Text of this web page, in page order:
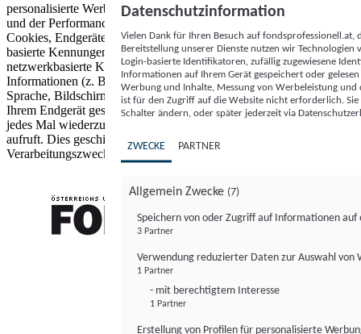
personalisierte Werbung und Inhalte, Messung von Werbeleistung
und der Performance von Inhalten sowie Zielgruppenforschung.
Cookies, Endgeräte- oder ähnliche Online-Kennungen (z. B. login-
basierte Kennungen, zufällig generierte Kennungen,
netzwerkbasierte Kennungen) können zusammen mit anderen
Informationen (z. B. Browsertyp und Browserinformationen,
Sprache, Bildschirmgröße, unterstützte Technologien usw.) auf
Ihrem Endgerät gespeichert oder von dort ausgelesen werden, um es
jedes Mal wiederzuerkennen, wenn es eine App oder einer Webseite
aufruft. Dies geschieht für einen oder mehrere der hier aufgeführten
Verarbeitungszwecke.
Datenschutzinformation
Vielen Dank für Ihren Besuch auf
Bereitstellung unserer Dienste nutzen wir Technologien
Login-basierte Identifikatoren, zufällig zugewiesene
Informationen auf Ihrem Gerät gespeichert oder
Werbung und Inhalte, Messung von Werbeleistung
ist für den Zugriff auf die Website nicht erforderlich.
Schalter ändern, oder später jederzeit via
ZWECKE PARTNER
Allgemein Zwecke (7)
Speichern von oder Zugriff auf Informationen auf
3 Partner
Verwendung reduzierter Daten zur Auswahl von
1 Partner
- mit berechtigtem Interesse
1 Partner
Erstellung von Profilen für personalisierte
FONDS professionell